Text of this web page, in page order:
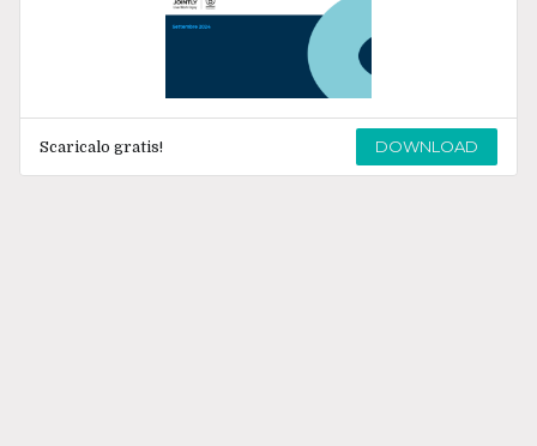
Scaricalo gratis! DOWNLOAD